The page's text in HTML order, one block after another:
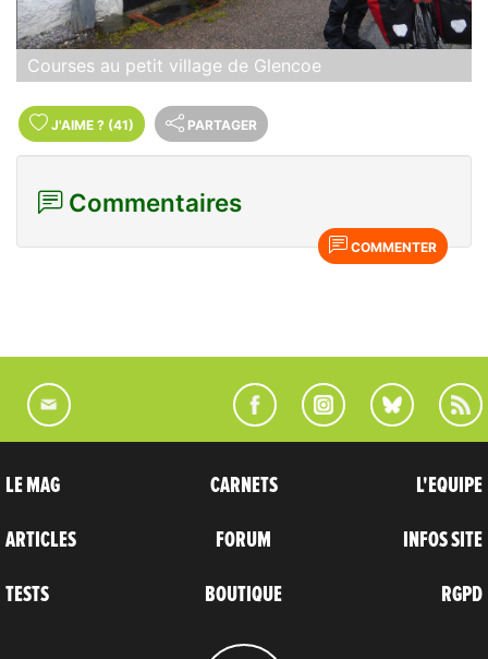
Courses au petit village de Glencoe
J'AIME ? (41) PARTAGER
Commentaires
COMMENTER
LE MAG
ARTICLES
TESTS
CARNETS
FORUM
BOUTIQUE
L'EQUIPE
INFOS SITE
RGPD